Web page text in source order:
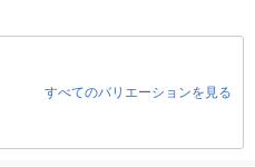
すべてのバリエーションを見る